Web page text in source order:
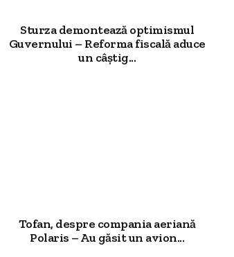
Sturza demontează optimismul
Guvernului – Reforma fiscală aduce
un câștig...
Tofan, despre compania aeriană
Polaris – Au găsit un avion...